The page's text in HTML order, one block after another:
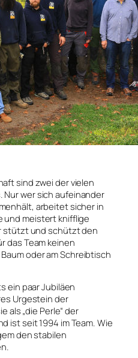
sind zwei der vielen
wer sich aufeinander
arbeitet sicher in
und meistert knifflige
stützt und schützt den
das Team keinen
oder am Schreibtisch
ein paar Jubiläen
Urgestein der
als „die Perle“ der
ist seit 1994 im Team. Wie
den stabilen